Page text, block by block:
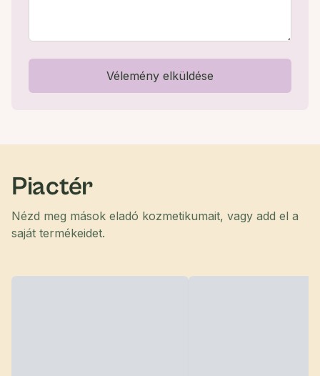
Vélemény elküldése
Piactér
Nézd meg mások eladó kozmetikumait, vagy add el a
saját termékeidet.